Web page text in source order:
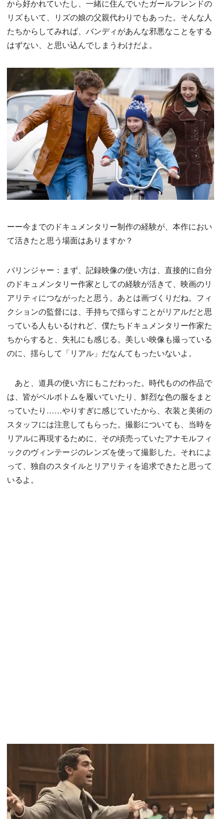
から好かれていたし、一緒に住んでいたガールフレンドの
リズもいて、リズの娘の父親代わりでもあった。そんな人
たちからしてみれば、バンディがあんな邪悪なことをする
はずない、と思い込んでしまうわけだよ。
ーー今までのドキュメンタリー制作の経験が、本作におい
て活きたと思う場面はありますか？
バリンジャー：まず、記録映像の使い方は、直接的に自分
のドキュメンタリー作家としての経験が活きて、映画のリ
アリティにつながったと思う。あとは画づくりだね。フィ
クションの監督には、手持ちで揺らすことがリアルだと思
っている人もいるけれど、僕たちドキュメンタリー作家た
ちからすると、失礼にも感じる。美しい映像も撮っている
のに、揺らして「リアル」だなんてもったいないよ。
あと、道具の使い方にもこだわった。時代ものの作品で
は、皆がベルボトムを履いていたり、鮮烈な色の服をまと
っていたり……やりすぎに感じていたから、衣装と美術の
スタッフには注意してもらった。撮影についても、当時を
リアルに再現するために、その頃売っていたアナモルフィ
ックのヴィンテージのレンズを使って撮影した。それによ
って、独自のスタイルとリアリティを追求できたと思って
いるよ。